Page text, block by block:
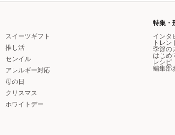
スイーツギフト
推し活
センイル
アレルギー対応
母の日
クリスマス
ホワイトデー
特集・
インタ
トレン
季節の
はじめ
レシピ
編集部